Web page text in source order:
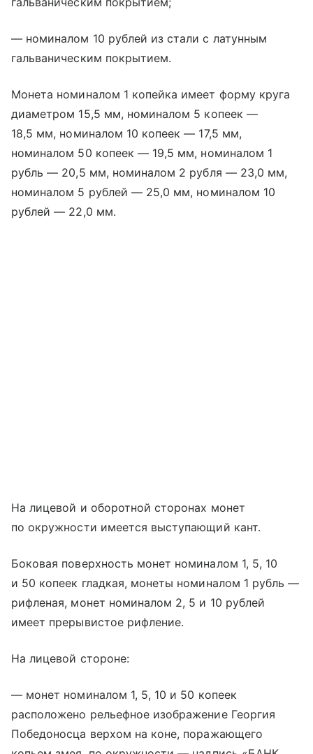
— номиналом 10 рублей из стали с латунным
гальваническим покрытием.
Монета номиналом 1 копейка имеет форму круга
диаметром 15,5 мм, номиналом 5 копеек —
18,5 мм, номиналом 10 копеек — 17,5 мм,
номиналом 50 копеек — 19,5 мм, номиналом 1
рубль — 20,5 мм, номиналом 2 рубля — 23,0 мм,
номиналом 5 рублей — 25,0 мм, номиналом 10
рублей — 22,0 мм.
На лицевой и оборотной сторонах монет
по окружности имеется выступающий кант.
Боковая поверхность монет номиналом 1, 5, 10
и 50 копеек гладкая, монеты номиналом 1 рубль —
рифленая, монет номиналом 2, 5 и 10 рублей
имеет прерывистое рифление.
На лицевой стороне:
— монет номиналом 1, 5, 10 и 50 копеек
расположено рельефное изображение Георгия
Победоносца верхом на коне, поражающего